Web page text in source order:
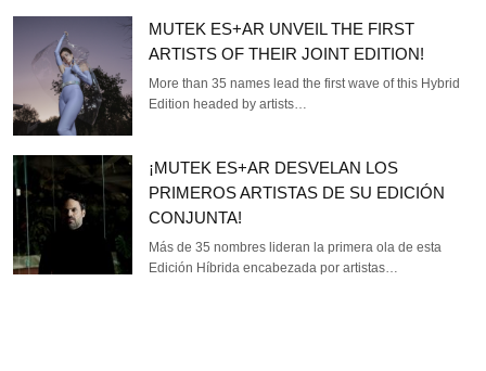
MUTEK ES+AR UNVEIL THE FIRST
ARTISTS OF THEIR JOINT EDITION!
More than 35 names lead the first wave of this Hybrid
Edition headed by artists…
¡MUTEK ES+AR DESVELAN LOS
PRIMEROS ARTISTAS DE SU EDICIÓN
CONJUNTA!
Más de 35 nombres lideran la primera ola de esta
Edición Híbrida encabezada por artistas…